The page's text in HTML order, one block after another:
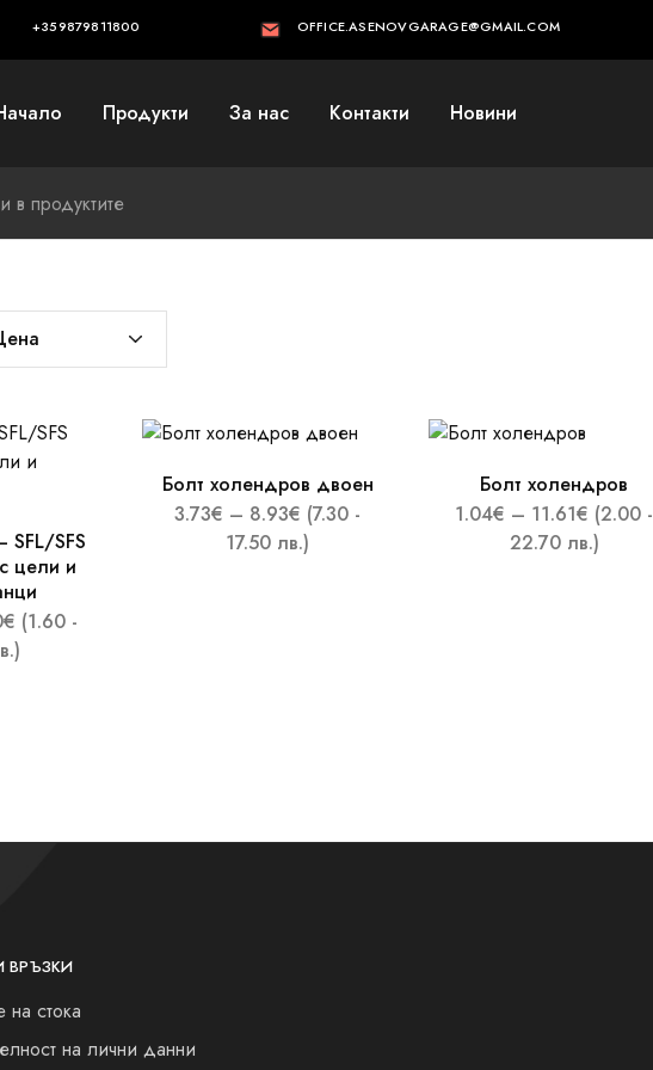
+359879811800 OFFICE.ASENOVGARAGE@GMAIL.COM
Продукти За нас Контакти Новини
SFL/SFS
цели и
€ (1.60 -
Болт холендров двоен
3.73€ – 8.93€ (7.30 -
17.50 лв.)
Болт холендров
1.04€ – 11.61€ (2.00 -
22.70 лв.)
ВРЪЗКИ
стока
на лични данни